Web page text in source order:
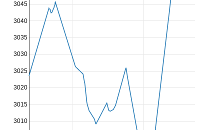
3010
3015
3020
3025
3030
3035
3040
3045